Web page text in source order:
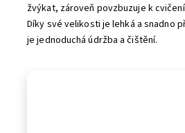
žvýkat, zároveň povzbuzuje k
Díky své velikosti je lehká a snadno
je jednoduchá údržba a čištění.